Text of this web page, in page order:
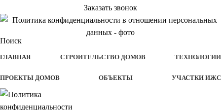
Заказать звонок
Поиск
ГЛАВНАЯ СТРОИТЕЛЬСТВО ДОМОВ ТЕХНОЛОГИИ
ПРОЕКТЫ ДОМОВ ОБЪЕКТЫ УЧАСТКИ ИЖС